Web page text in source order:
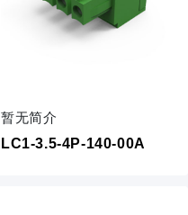
暂无简介
LC1-3.5-4P-140-00A